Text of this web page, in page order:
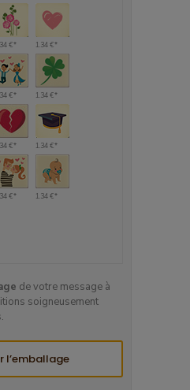
€* 1.34 €*
€* 1.34 €*
€* 1.34 €*
€* 1.34 €*
de votre message à
soigneusement
l’emballage